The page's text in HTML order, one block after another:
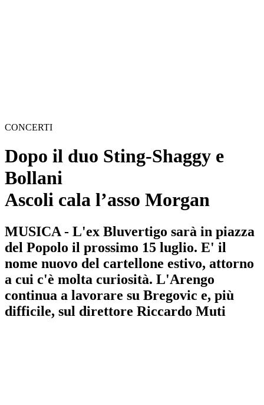
CONCERTI
Dopo il duo Sting-Shaggy e
Bollani
Ascoli cala l’asso Morgan
MUSICA - L'ex Bluvertigo sarà in piazza
del Popolo il prossimo 15 luglio. E' il
nome nuovo del cartellone estivo, attorno
a cui c'è molta curiosità. L'Arengo
continua a lavorare su Bregovic e, più
difficile, sul direttore Riccardo Muti